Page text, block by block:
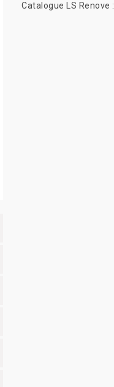
Catalogue LS Renove :